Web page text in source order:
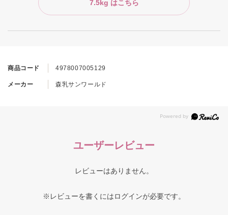
商品コード 4978007005129
メーカー 森乳サンワールド
7.5kg はこちら
ユーザーレビュー
レビューはありません。
※レビューを書くにはログインが必要です。